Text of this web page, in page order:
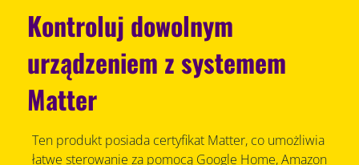
Kontroluj dowolnym
urządzeniem z systemem
Matter
Ten produkt posiada certyfikat Matter, co umożliwia
łatwe sterowanie za pomocą Google Home, Amazon